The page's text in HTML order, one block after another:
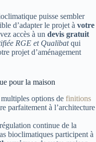
puisse sembler
d’adapter le projet à votre
accès à un devis gratuit
RGE et Qualibatqui
projet d’aménagement
pour la maison
options de finitions
parfaitement à l’architecture
continue de la
bioclimatiques participent à